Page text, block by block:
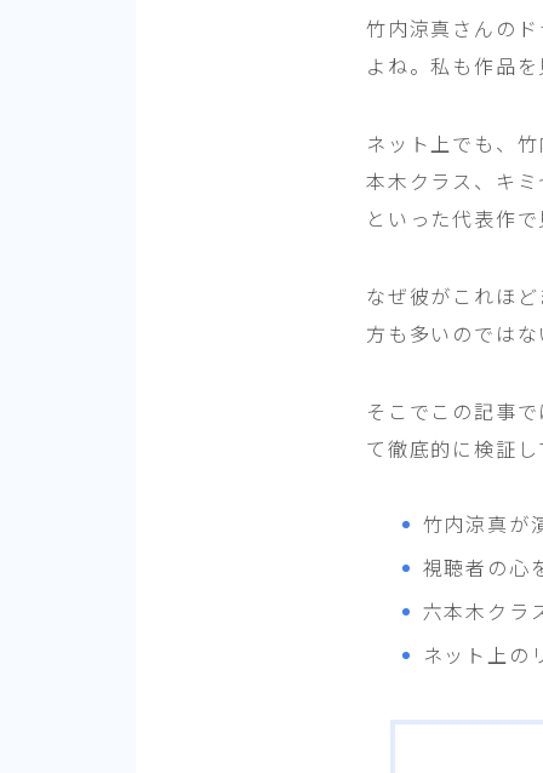
竹内涼真さんの
よね。私も作品
ネット上でも、
本木クラス、キ
といった代表作
なぜ彼がこれほ
方も多いのでは
そこでこの記事
て徹底的に検証
竹内涼真が
視聴者の心
六本木クラ
ネット上の